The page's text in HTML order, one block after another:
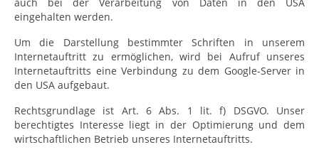
eingehalten werden.
Um die Darstellung bestimmter Schriften in unserem
Internetauftritt zu ermöglichen, wird bei Aufruf unseres
Internetauftritts eine Verbindung zu dem Google-Server in
den USA aufgebaut.
Rechtsgrundlage ist Art. 6 Abs. 1 lit. f) DSGVO. Unser
berechtigtes Interesse liegt in der Optimierung und dem
wirtschaftlichen Betrieb unseres Internetauftritts.